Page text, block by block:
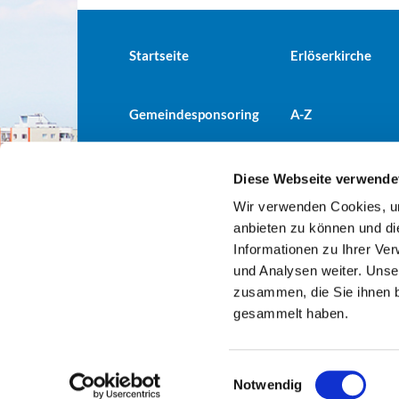
Diese Webseite
Wir verwenden Cookies,
anbieten zu können und
Informationen zu Ihrer
und Analysen weiter.
zusammen, die Sie ihnen
gesammelt haben.
i
Notwendig
Startseite Erlöserkirche
Gemeindesponsoring A-Z
Evangelische